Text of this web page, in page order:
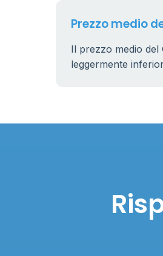
Prezzo medio
Il prezzo medio del
leggermente